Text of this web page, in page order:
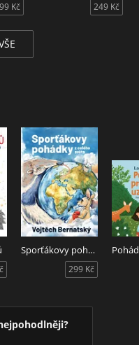
Kč 249 Kč
Sporťákovy pohádky z celého světa
299 Kč